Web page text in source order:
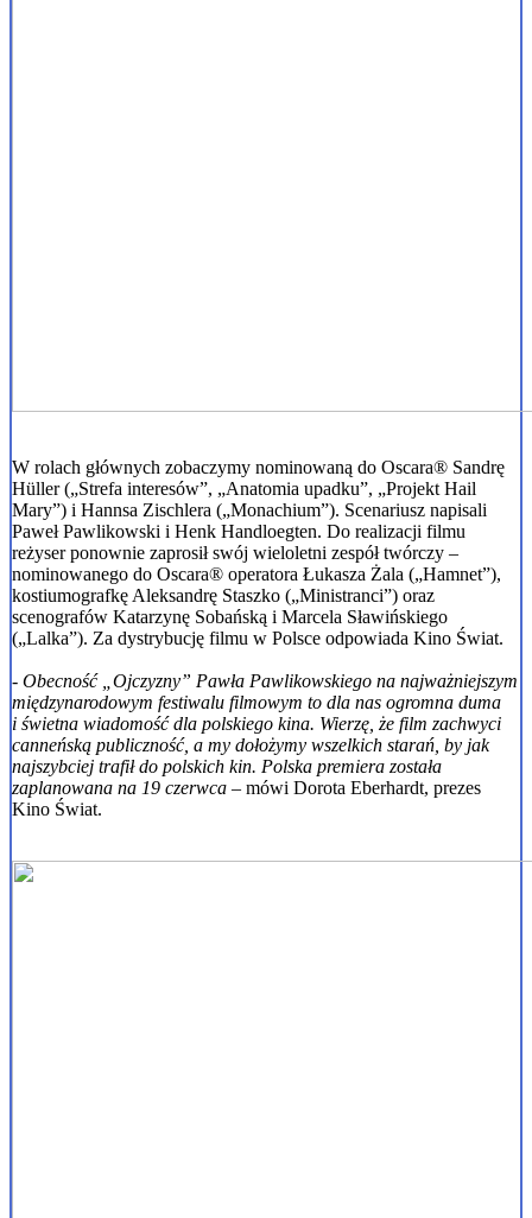
W rolach głównych zobaczymy nominowaną do Oscara® Sandrę
Hüller („Strefa interesów”, „Anatomia upadku”, „Projekt Hail
Mary”) i Hannsa Zischlera („Monachium”). Scenariusz napisali
Paweł Pawlikowski i Henk Handloegten. Do realizacji filmu
reżyser ponownie zaprosił swój wieloletni zespół twórczy –
nominowanego do Oscara® operatora Łukasza Żala („Hamnet”),
kostiumografkę Aleksandrę Staszko („Ministranci”) oraz
scenografów Katarzynę Sobańską i Marcela Sławińskiego
(„Lalka”). Za dystrybucję filmu w Polsce odpowiada Kino Świat.
- Obecność „Ojczyzny” Pawła Pawlikowskiego na najważniejszym
międzynarodowym festiwalu filmowym to dla nas ogromna duma
i świetna wiadomość dla polskiego kina. Wierzę, że film zachwyci
canneńską publiczność, a my dołożymy wszelkich starań, by jak
najszybciej trafił do polskich kin. Polska premiera została
zaplanowana na 19 czerwca – mówi Dorota Eberhardt, prezes
Kino Świat.